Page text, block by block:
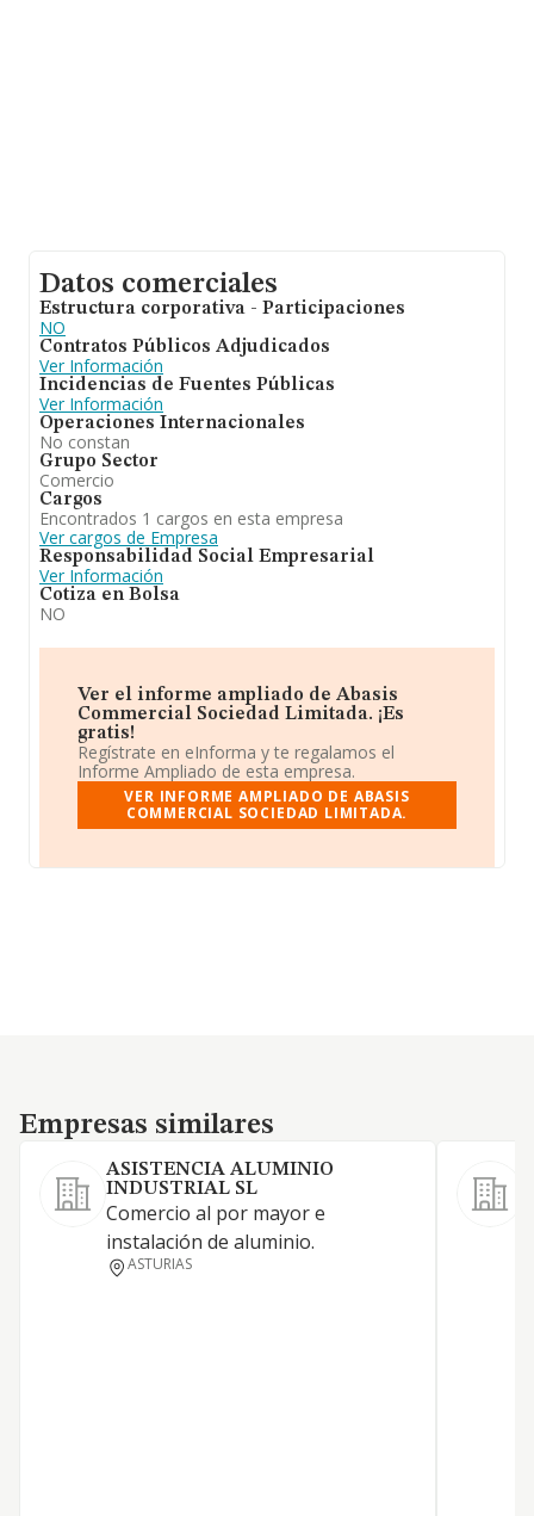
Datos comerciales
Estructura corporativa - Participaciones
NO
Contratos Públicos Adjudicados
Ver Información
Incidencias de Fuentes Públicas
Ver Información
Operaciones Internacionales
No constan
Grupo Sector
Comercio
Cargos
Encontrados 1 cargos en esta empresa
Ver cargos de Empresa
Responsabilidad Social Empresarial
Ver Información
Cotiza en Bolsa
NO
Ver el informe ampliado de Abasis
Commercial Sociedad Limitada. ¡Es
gratis!
Regístrate en eInforma y te regalamos el
Informe Ampliado de esta empresa.
VER INFORME AMPLIADO DE ABASIS
COMMERCIAL SOCIEDAD LIMITADA.
Empresas similares
Empresas similares
ASISTENCIA ALUMINIO
INDUSTRIAL SL
Comercio al por mayor e
instalación de aluminio.
ASTURIAS